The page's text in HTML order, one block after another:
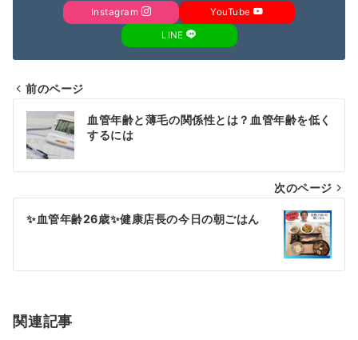
Instagram YouTube
LINE
投
稿
ナ
ビ
ゲ
シ
ン
前のページ
血管年齢と薄毛の関係性とは？血管年齢を低く
するには
次のページ
✨血管年齢26歳✨健康店長の今日の朝ごはん
関連記事